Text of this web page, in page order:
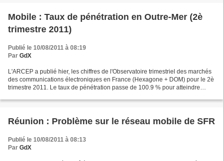
Mobile : Taux de pénétration en Outre-Mer (2è
trimestre 2011)
Publié le 10/08/2011 à 08:19
Par GdX
L'ARCEP a publié hier, les chiffres de l'Observatoire trimestriel des marchés
des communications électroniques en France (Hexagone + DOM) pour le 2è
trimestre 2011. Le taux de pénétration passe de 100.9 % pour atteindre
Réunion : Problème sur le réseau mobile de SFR
Publié le 10/08/2011 à 08:13
Par GdX